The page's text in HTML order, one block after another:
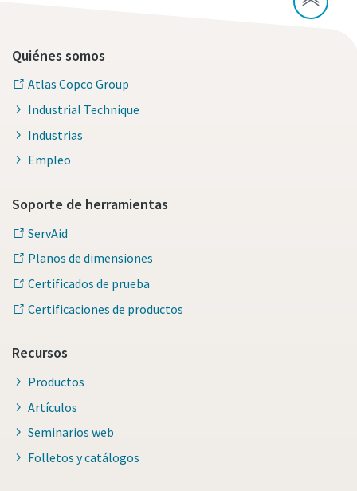
Quiénes somos
Atlas Copco Group
Industrial Technique
Industrias
Empleo
Soporte de herramientas
ServAid
Planos de dimensiones
Certificados de prueba
Certificaciones de productos
Recursos
Productos
Artículos
Seminarios web
Folletos y catálogos